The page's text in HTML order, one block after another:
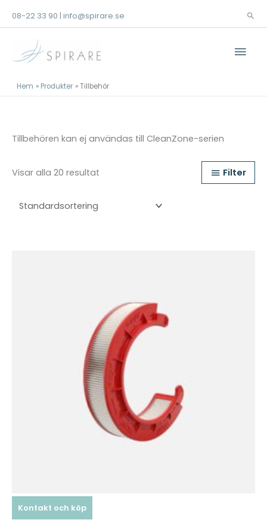
08-22 33 90 info@spirare.se Sök
Hem Produkter Tillbehör
Tillbehören kan ej användas till CleanZone-serien
Visar alla 20 resultat Filter
Kontakt och köp